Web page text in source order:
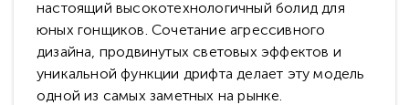
настоящий высокотехнологичный болид для
юных гонщиков. Сочетание агрессивного
дизайна, продвинутых световых эффектов и
уникальной функции дрифта делает эту модель
одной из самых заметных на рынке.